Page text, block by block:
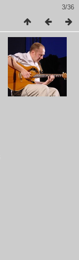
3/36